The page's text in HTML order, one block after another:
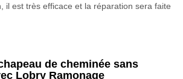
il est très efficace et la réparation sera faite
de cheminée sans
Lobry Ramonage